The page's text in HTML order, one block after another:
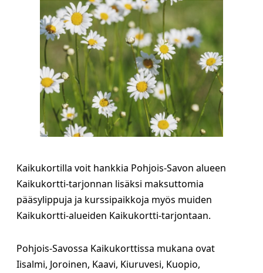
Kaikukortilla voit hankkia Pohjois-Savon alueen
Kaikukortti-tarjonnan lisäksi maksuttomia
pääsylippuja ja kurssipaikkoja myös muiden
Kaikukortti-alueiden Kaikukortti-tarjontaan.
Pohjois-Savossa Kaikukorttissa mukana ovat
Iisalmi, Joroinen, Kaavi, Kiuruvesi, Kuopio,